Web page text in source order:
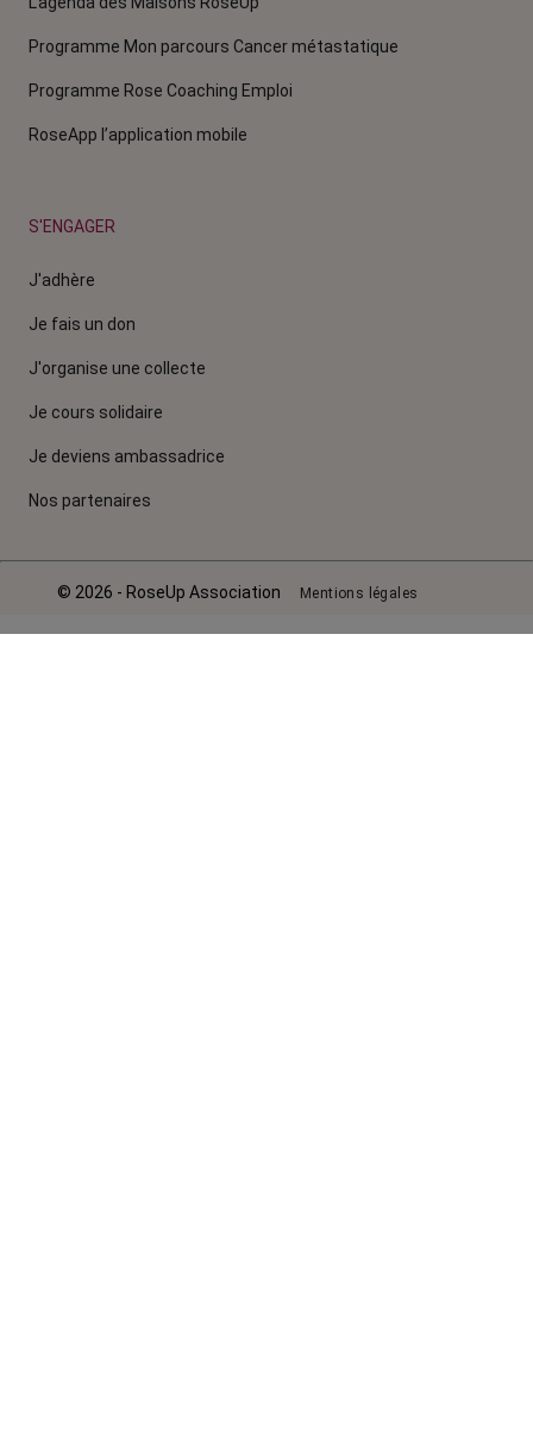
Programme Mon parcours Cancer métastatique
Programme Rose Coaching Emploi
RoseApp l’application mobile
S'ENGAGER
J'adhère
Je fais un don
J'organise une collecte
Je cours solidaire
Je deviens ambassadrice
Nos partenaires
© 2026 - RoseUp Association Mentions légales